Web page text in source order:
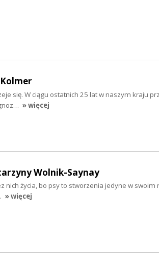
się. W ciągu ostatnich 25 lat w naszym kraju
» więcej
Wolnik-Saynay
nich życia, bo psy to stworzenia jedyne w swoim
» więcej